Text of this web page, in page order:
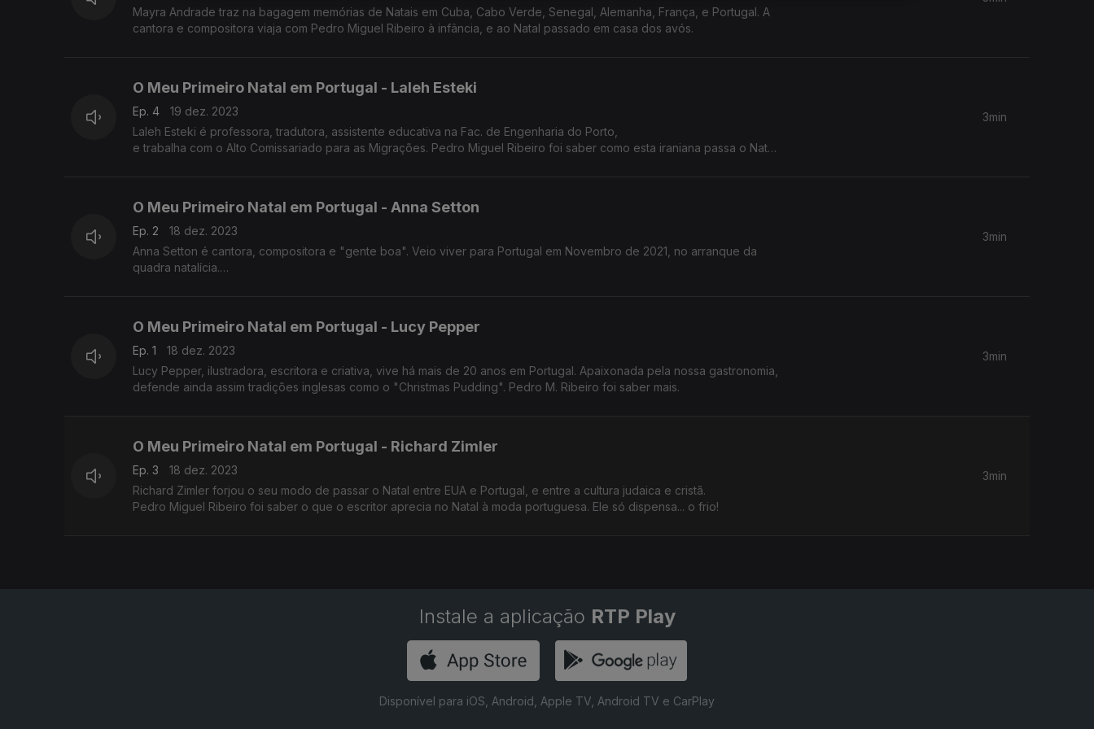
Mayra Andrade traz na bagagem memórias de Natais em Cuba, Cabo Verde, Senegal, Alemanha, França, e Portugal. A
cantora e compositora viaja com Pedro Miguel Ribeiro à infância, e ao Natal passado em casa dos avós.
O Meu Primeiro Natal em Portugal - Laleh Esteki
Ep. 4
19 dez. 2023
Laleh Esteki é professora, tradutora, assistente educativa na Fac. de Engenharia do Porto,
e trabalha com o Alto Comissariado para as Migrações. Pedro Miguel Ribeiro foi saber como esta iraniana passa o Natal
3min
O Meu Primeiro Natal em Portugal - Anna Setton
Ep. 2
18 dez. 2023
Anna Setton é cantora, compositora e "gente boa". Veio viver para Portugal em Novembro de 2021, no arranque da
quadra natalícia.
3min
O Meu Primeiro Natal em Portugal - Lucy Pepper
Ep. 1
18 dez. 2023
Lucy Pepper, ilustradora, escritora e criativa, vive há mais de 20 anos em Portugal. Apaixonada pela nossa gastronomia,
defende ainda assim tradições inglesas como o "Christmas Pudding". Pedro M. Ribeiro foi saber mais.
3min
O Meu Primeiro Natal em Portugal - Richard Zimler
Ep. 3
18 dez. 2023
Richard Zimler forjou o seu modo de passar o Natal entre EUA e Portugal, e entre a cultura judaica e cristã.
Pedro Miguel Ribeiro foi saber o que o escritor aprecia no Natal à moda portuguesa. Ele só dispensa... o frio!
3min
Instale a aplicação RTP Play
Disponível para iOS, Android, Apple TV, Android TV e CarPlay